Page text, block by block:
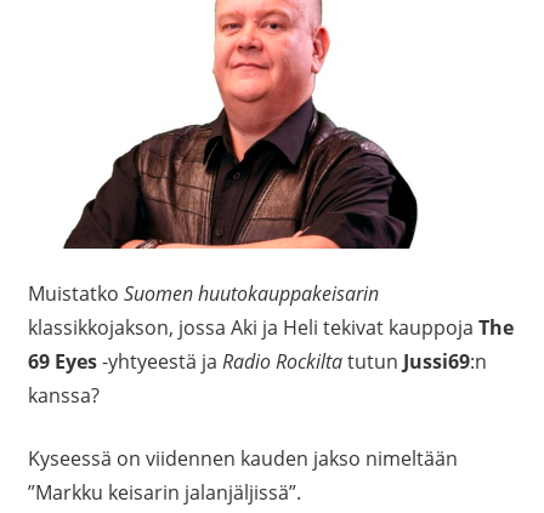
Muistatko Suomen huutokauppakeisarin
klassikkojakson, jossa Aki ja Heli tekivat kauppoja The
69 Eyes-yhtyeestä ja Radio Rockiltatutun Jussi69:n
kanssa?
Kyseessä on viidennen kauden jakso nimeltään
”Markku keisarin jalanjäljissä”.